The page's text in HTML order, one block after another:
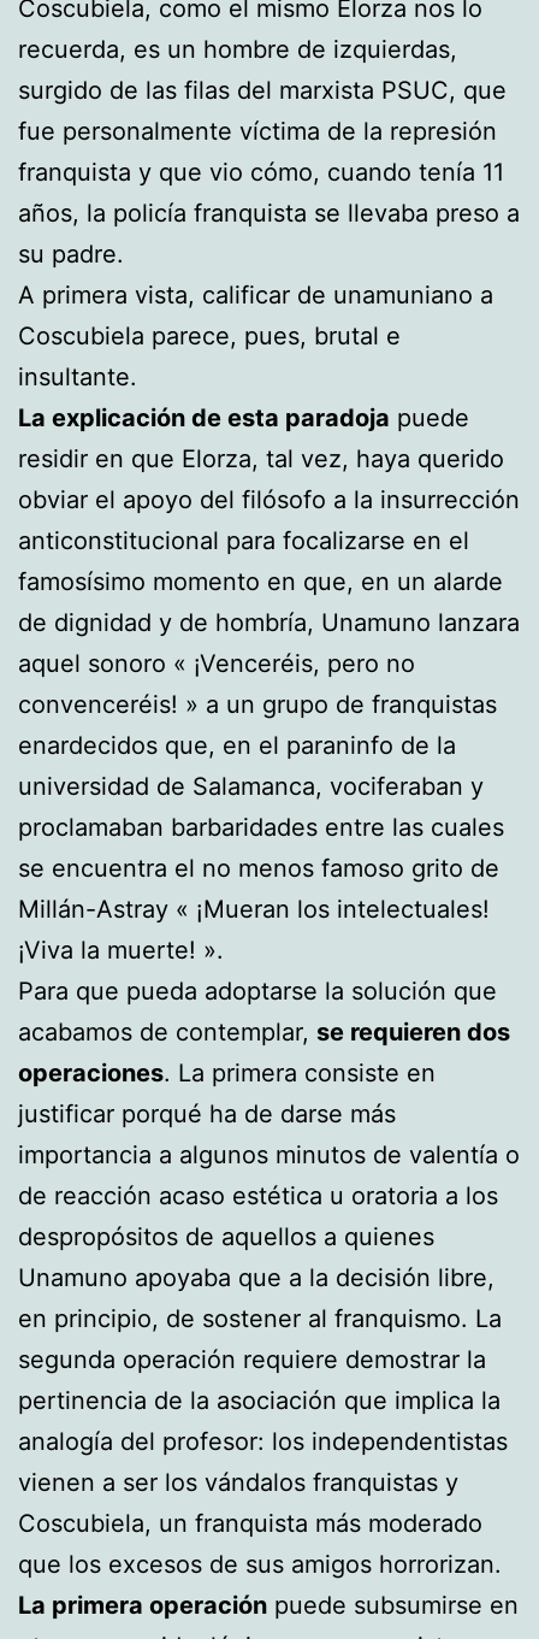
Coscubiela, como el mismo Elorza nos lo
recuerda, es un hombre de izquierdas,
surgido de las filas del marxista PSUC, que
fue personalmente víctima de la represión
franquista y que vio cómo, cuando tenía 11
años, la policía franquista se llevaba preso a
su padre.
A primera vista, calificar de unamuniano a
Coscubiela parece, pues, brutal e
insultante.
La explicación de esta paradoja puede
residir en que Elorza, tal vez, haya querido
obviar el apoyo del filósofo a la insurrección
anticonstitucional para focalizarse en el
famosísimo momento en que, en un alarde
de dignidad y de hombría, Unamuno lanzara
aquel sonoro « ¡Venceréis, pero no
convenceréis! » a un grupo de franquistas
enardecidos que, en el paraninfo de la
universidad de Salamanca, vociferaban y
proclamaban barbaridades entre las cuales
se encuentra el no menos famoso grito de
Millán-Astray « ¡Mueran los intelectuales!
¡Viva la muerte! ».
Para que pueda adoptarse la solución que
acabamos de contemplar, se requieren dos
operaciones. La primera consiste en
justificar porqué ha de darse más
importancia a algunos minutos de valentía o
de reacción acaso estética u oratoria a los
despropósitos de aquellos a quienes
Unamuno apoyaba que a la decisión libre,
en principio, de sostener al franquismo. La
segunda operación requiere demostrar la
pertinencia de la asociación que implica la
analogía del profesor: los independentistas
vienen a ser los vándalos franquistas y
Coscubiela, un franquista más moderado
que los excesos de sus amigos horrorizan.
La primera operación puede subsumirse en